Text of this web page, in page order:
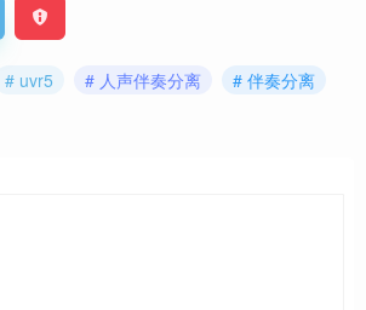
# uvr5 # 人声伴奏分离
# 伴奏分离